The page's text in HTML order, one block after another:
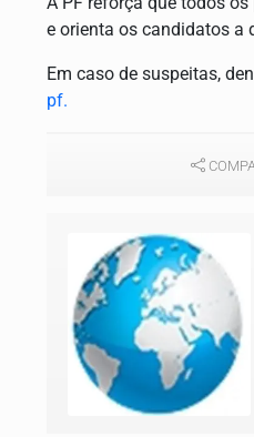
e orienta os candidatos a
Em caso de suspeitas,
pf.